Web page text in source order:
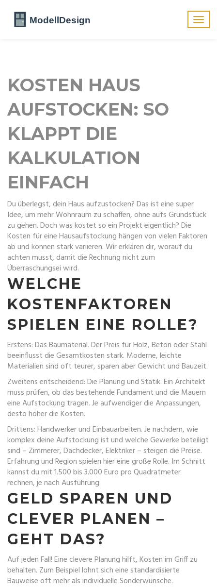
KOSTEN HAUS
AUFSTOCKEN: SO
KLAPPT DIE
KALKULATION
EINFACH
Du überlegst, dein Haus aufzustocken? Das ist eine super
Idee, um mehr Wohnraum zu schaffen, ohne aufs Grundstück
zu gehen. Doch was kostet so ein Projekt eigentlich? Die
Kosten für eine Hausaufstockung hängen von vielen Faktoren
ab und können stark variieren. Wir erklären dir, worauf du
achten musst, damit die Rechnung nicht zum
Überraschungsei wird.
WELCHE
KOSTENFAKTOREN
SPIELEN EINE ROLLE?
Erstens: Das Baumaterial. Der Preis für Holz, Beton oder Stahl
beeinflusst die Gesamtkosten stark. Moderne, leichte
Materialien sind oft teurer, sparen aber Gewicht und Bauzeit.
Zweitens entscheidend: Die Planung und Statik. Ein Architekt
muss prüfen, ob das bestehende Fundament und die Mauern
eine Aufstockung tragen. Je aufwendiger die Anpassungen,
desto höher die Kosten.
Drittens: Handwerker und Einbauarbeiten. Je nachdem, wie
komplex deine Aufstockung ist und welche Gewerke beteiligt
sind – Zimmerer, Dachdecker, Elektriker – steigen die Preise.
Erfahrung und Region spielen hier eine große Rolle. Im Schnitt
kannst du mit 1.500 bis 3.000 Euro pro Quadratmeter
rechnen, je nach Ausführung.
GELD SPAREN UND
CLEVER PLANEN –
GEHT DAS?
Auf jeden Fall! Eine clevere Planung hilft, Kosten im Griff zu
behalten. Zum Beispiel lohnt sich eine standardisierte
Bauweise oft mehr als individuelle Sonderwünsche.